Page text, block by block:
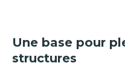
Une base pour
structures